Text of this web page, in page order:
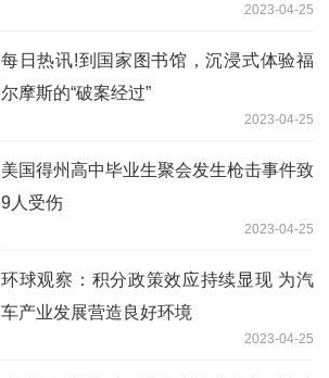
2023-04-25
每日热讯!到国家图书馆，沉浸式体验福
尔摩斯的“破案经过”
2023-04-25
美国得州高中毕业生聚会发生枪击事件致
9人受伤
2023-04-25
环球观察：积分政策效应持续显现 为汽
车产业发展营造良好环境
2023-04-25